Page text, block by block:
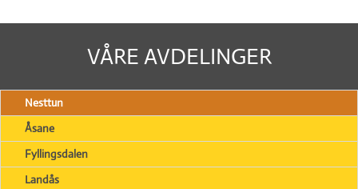
VÅRE AVDELINGER
Nesttun
Åsane
Fyllingsdalen
Landås